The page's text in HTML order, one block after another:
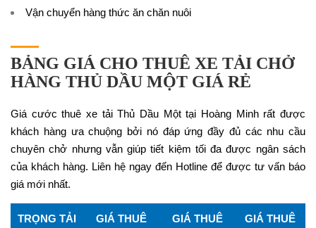
Vận chuyển hàng thức ăn chăn nuôi
BẢNG GIÁ CHO THUÊ XE TẢI CHỞ
HÀNG THỦ DẦU MỘT GIÁ RẺ
Giá cước thuê xe tải Thủ Dầu Một tại Hoàng Minh rất được
khách hàng ưa chuộng bởi nó đáp ứng đầy đủ các nhu cầu
chuyên chở nhưng vẫn giúp tiết kiệm tối đa được ngân sách
của khách hàng. Liên hệ ngay đến Hotline để được tư vấn báo
giá mới nhất.
TRỌNG TẢI
GIÁ THUÊ
GIÁ THUÊ
GIÁ THUÊ